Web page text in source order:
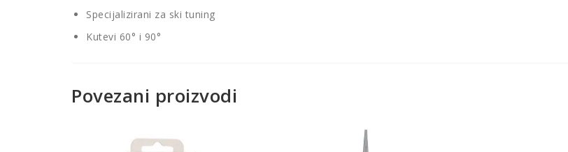
Specijalizirani za ski tuning
Kutevi 60° i 90°
Povezani proizvodi